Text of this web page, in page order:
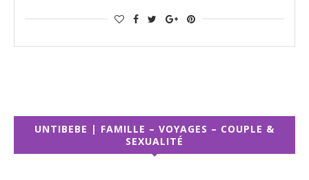
UNTIBEBE | FAMILLE – VOYAGES – COUPLE &
SEXUALITÉ